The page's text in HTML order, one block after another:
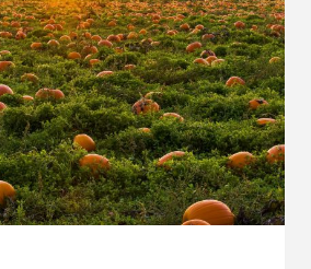
VOTRE
ÉLECTRICITÉ
À
DISTANCE
?